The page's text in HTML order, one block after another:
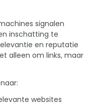
signalen
inschatting te
en reputatie
alleen om links, maar
websites